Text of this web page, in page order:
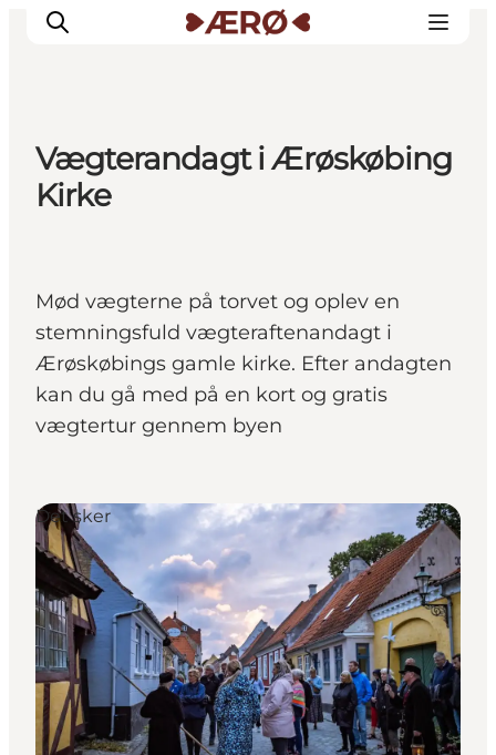
Overnatning
Planlæg ferien
Vægterandagt i Ærøskøbing
Kirke
Mød vægterne på torvet og oplev en
stemningsfuld vægteraftenandagt i
Ærøskøbings gamle kirke. Efter andagten
kan du gå med på en kort og gratis
vægtertur gennem byen
Det sker